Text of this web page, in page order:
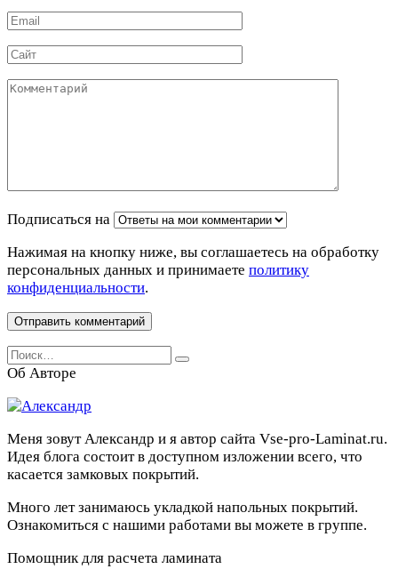
Email
Сайт
Комментарий
Подписаться на
Нажимая на кнопку ниже, вы соглашаетесь на обработку
персональных данных и принимаете политику
конфиденциальности.
Search
for:
Об Авторе
Меня зовут Александр и я автор сайта Vse-pro-Laminat.ru.
Идея блога состоит в доступном изложении всего, что
касается замковых покрытий.
Много лет занимаюсь укладкой напольных покрытий.
Ознакомиться с нашими работами вы можете в группе.
Помощник для расчета ламината